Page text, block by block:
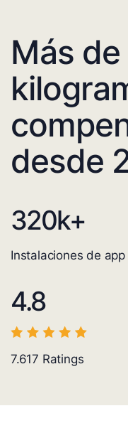
Más
desde
320k+
Instalaciones de
4.8
7.617 Ratings